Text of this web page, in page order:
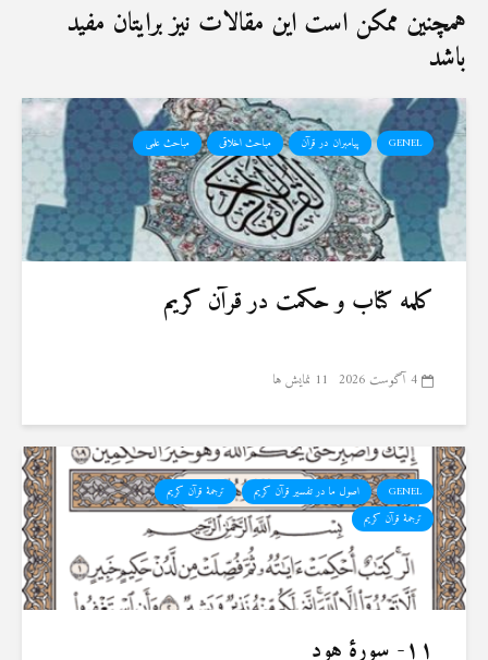
همچنین ممکن است این مقالات نیز برایتان مفید
باشد
GENEL پیامبران در قرآن مباحث اخلاقی مباحث علمی
کلمه کتاب و حکمت در قرآن کریم
4 آگوست 2026 11 نمایش ها
GENEL اصول ما در تفسیر قرآن کریم
ترجمهٔ قرآن کریم
ترجمۀ قرآن کریم
۱۱- سورهٔ هود